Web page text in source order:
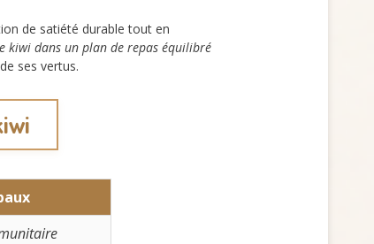
de satiété durable tout en
kiwi dans un plan de repas équilibré
ses vertus.